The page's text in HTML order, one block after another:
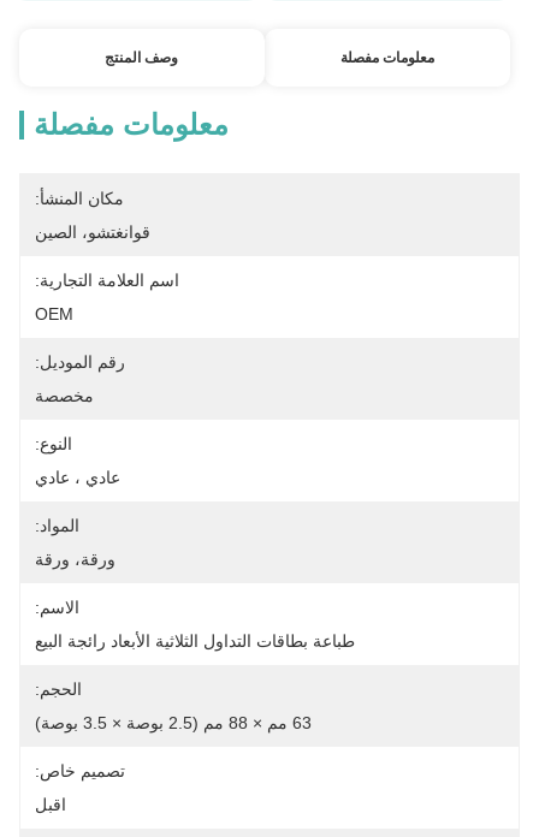
معلومات مفصلة وصف المنتج
معلومات مفصلة
مكان المنشأ:
قوانغتشو، الصين
اسم العلامة التجارية:
OEM
رقم الموديل:
مخصصة
النوع:
عادي ، عادي
المواد:
ورقة، ورقة
الاسم:
طباعة بطاقات التداول الثلاثية الأبعاد رائجة البيع
الحجم:
63 مم × 88 مم (2.5 بوصة × 3.5 بوصة)
تصميم خاص:
اقبل